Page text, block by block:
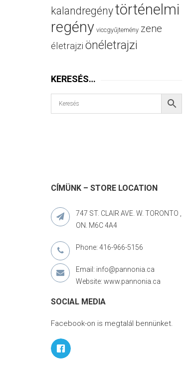
kalandregénytörténelmi
regény viccgyűjtemény zene
életrajzi önéletrajzi
KERESÉS…
CÍMÜNK – STORE LOCATION
747 ST. CLAIR AVE. W. TORONTO ,
ON. M6C 4A4
Phone: 416-966-5156
Email: info@pannonia.ca
Website: www.pannonia.ca
SOCIAL MEDIA
Facebook-on is megtalál bennünket.